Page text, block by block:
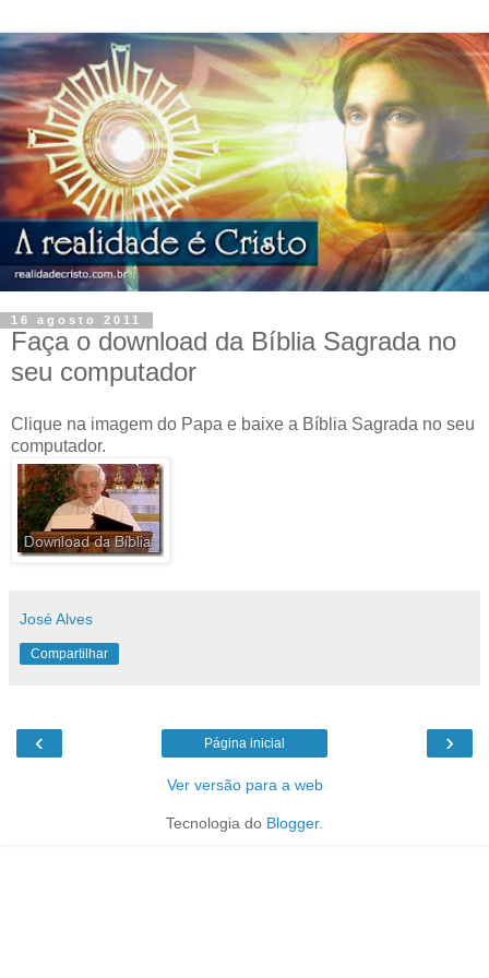
16 agosto 2011
Faça o download da Bíblia Sagrada no
seu computador
Clique na imagem do Papa e baixe a Bíblia Sagrada no seu
computador.
José Alves
Compartilhar
‹ ›
Página inicial
Ver versão para a web
Tecnologia do Blogger.